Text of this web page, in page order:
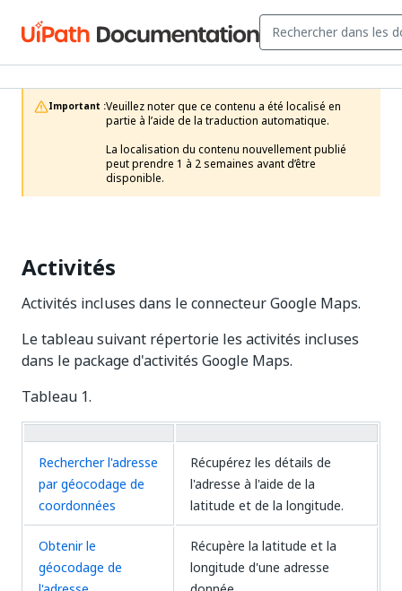
Important :Veuillez noter que ce contenu a été localisé en
partie à l’aide de la traduction automatique.
La localisation du contenu nouvellement publié
peut prendre 1 à 2 semaines avant d’être
disponible.
Activités
Activités incluses dans le connecteur Google Maps.
Le tableau suivant répertorie les activités incluses
dans le package d'activités Google Maps.
Tableau 1.
Rechercher l'adresse
par géocodage de
coordonnées
Récupérez les détails de
l'adresse à l'aide de la
latitude et de la longitude.
Obtenir le
géocodage de
Récupère la latitude et la
longitude d'une adresse